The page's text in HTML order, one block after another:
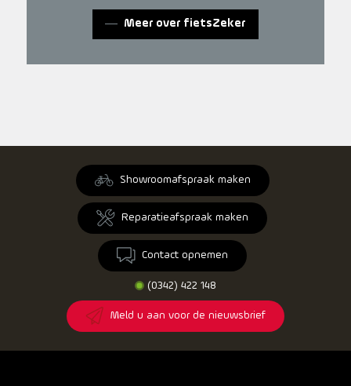
Meer over fietsZeker
Showroomafspraak maken
Reparatieafspraak maken
Contact opnemen
(0342) 422 148
Meld u aan voor de nieuwsbrief